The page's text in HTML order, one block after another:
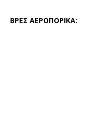
ΒΡΕΣ ΑΕΡΟΠΟΡΙΚΑ: